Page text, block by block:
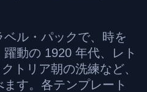
ル・パックで、時を
動の 1920 年代、レト
トリア朝の洗練など、
す。各テンプレート